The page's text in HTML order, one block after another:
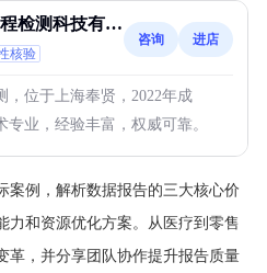
检测科技有限
核验
咨询 进店
，位于上海奉贤，2022年成
业，经验丰富，权威可靠。
案例，解析数据报告的三大核心价
力和资源优化方案。从医疗到零售
革，并分享团队协作提升报告质量